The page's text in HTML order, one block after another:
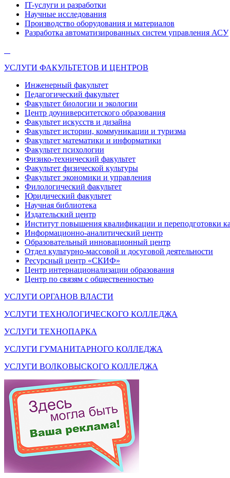
IT-услуги и разработки
Научные исследования
Производство оборудования и материалов
Разработка автоматизированных систем управления АСУ
УСЛУГИ ФАКУЛЬТЕТОВ И ЦЕНТРОВ
Инженерный факультет
Педагогический факультет
Факультет биологии и экологии
Центр доуниверситетского образования
Факультет искусств и дизайна
Факультет истории, коммуникации и туризма
Факультет математики и информатики
Факультет психологии
Физико-технический факультет
Факультет физической культуры
Факультет экономики и управления
Филологический факультет
Юридический факультет
Научная библиотека
Издательский центр
Институт повышения квалификации и переподготовки
Информационно-аналитический центр
Образовательный инновационный центр
Отдел культурно-массовой и досуговой деятельности
Ресурсный центр «СКИФ»
Центр интернационализации образования
Центр по связям с общественностью
УСЛУГИ ОРГАНОВ ВЛАСТИ
УСЛУГИ ТЕХНОЛОГИЧЕСКОГО КОЛЛЕДЖА
УСЛУГИ ТЕХНОПАРКА
УСЛУГИ ГУМАНИТАРНОГО КОЛЛЕДЖА
УСЛУГИ ВОЛКОВЫСКОГО КОЛЛЕДЖА